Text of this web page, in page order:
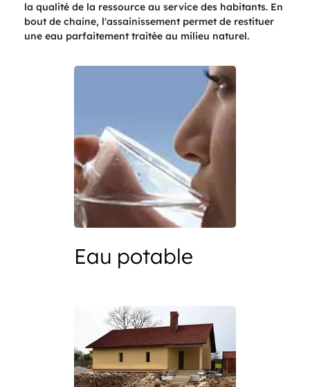
la qualité de la ressource au service des habitants. En
bout de chaine, l'assainissement permet de restituer
une eau parfaitement traitée au milieu naturel.
Eau potable